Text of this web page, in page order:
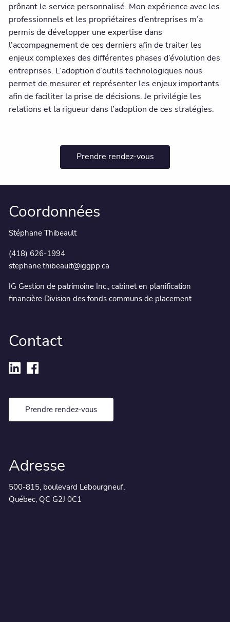
prônant le service personnalisé. Mon expérience avec les
professionnels et les propriétaires d’entreprises m’a
permis de développer une expertise dans
l’accompagnement de ces derniers afin de traiter les
enjeux complexes des différentes phases d’évolution des
entreprises. L’adoption d’outils technologiques nous
permet de mesurer et représenter les enjeux importants
afin de faciliter la prise de décisions. Je privilégie les
relations et la rigueur dans l’adoption de ces stratégies.
Prendre rendez-vous
Coordonnées
Stéphane Thibeault
(418) 626-1994
stephane.thibeault@iggpp.ca
IG Gestion de patrimoine Inc., cabinet en planification
financière Division des fonds communs de placement
Contact
Prendre rendez-vous
Adresse
500-815, boulevard Lebourgneuf,
Québec, QC G2J 0C1